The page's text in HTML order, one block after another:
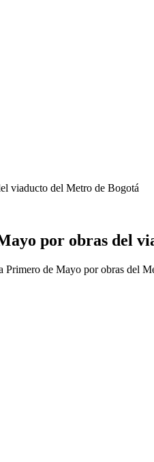
viaducto del Metro de Bogotá
por obras del
de Mayo por obras del